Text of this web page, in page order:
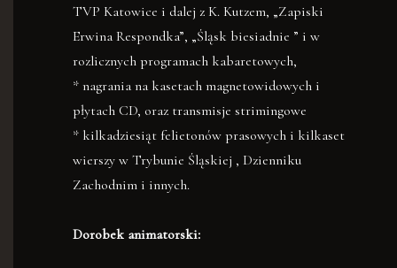
TVP Katowice i dalej z K. Kutzem, „Zapiski
Erwina Respondka”, „Śląsk biesiadnie ” i w
rozlicznych programach kabaretowych,
* nagrania na kasetach magnetowidowych i
płytach CD, oraz transmisje strimingowe
* kilkadziesiąt felietonów prasowych i kilkaset
wierszy w Trybunie Śląskiej , Dzienniku
Zachodnim i innych.
Dorobek animatorski: